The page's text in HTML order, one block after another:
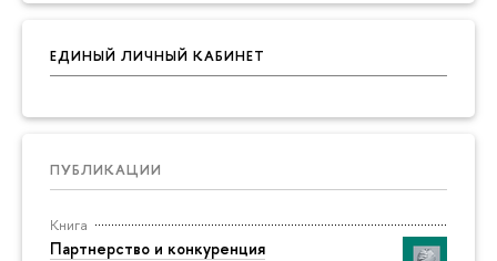
ЕДИНЫЙ ЛИЧНЫЙ КАБИНЕТ
ПУБЛИКАЦИИ
Книга
Партнерство и конкуренция